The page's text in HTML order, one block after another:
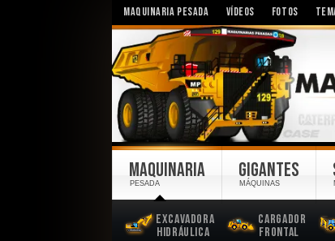
MAQUINARIA PESADA VÍDEOS FOTOS
MAQUINARIA
PESADA
Excavadora
Hidráulica
Cargador
Frontal
GIGANTES
MÁQUINAS